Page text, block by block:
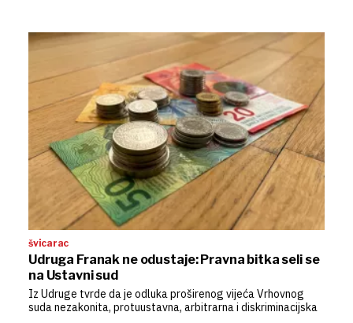
švicarac
Udruga Franak ne odustaje: Pravna bitka seli se
na Ustavni sud
Iz Udruge tvrde da je odluka proširenog vijeća Vrhovnog
suda nezakonita, protuustavna, arbitrarna i diskriminacijska